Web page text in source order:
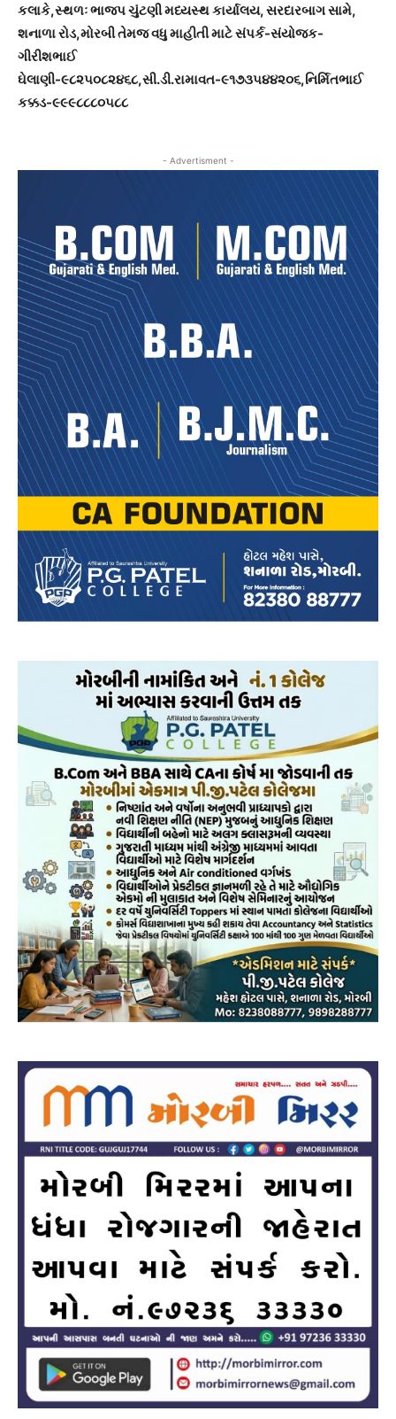
કલાકે,સ્થળઃ ભાજપ ચુંટણી મધ્યસ્થ કાર્યાલય, સરદારબાગ સામે,
શનાળા રોડ,મોરબી તેમજ વધુ માહીતી માટે સંપર્ક-સંયોજક-
ગીરીશભાઈ
ઘેલાણી-૯૮૨૫૦૮૨૪૬૮,સી.ડી.રામાવત-૯૧૭૩૫૪૪૨૦૬,નિર્મિતભાઈ
કક્કડ-૯૯૯૮૮૮૦૫૮૮
- Advertisment -